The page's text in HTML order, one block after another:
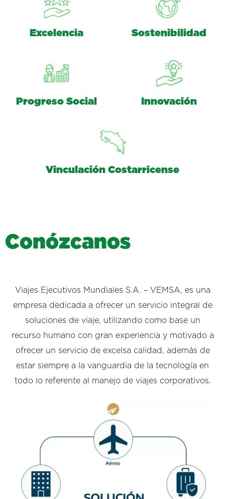
Excelencia Sostenibilidad
Progreso Social Innovación
Vinculación Costarricense
Conózcanos
Viajes Ejecutivos Mundiales S.A. – VEMSA, es una
empresa dedicada a ofrecer un servicio integral de
soluciones de viaje, utilizando como base un
recurso humano con gran experiencia y motivado a
ofrecer un servicio de excelsa calidad, además de
estar siempre a la vanguardia de la tecnología en
todo lo referente al manejo de viajes corporativos.